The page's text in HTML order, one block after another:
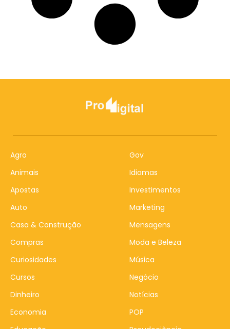
Agro
Animais
Apostas
Auto
Casa & Construção
Compras
Curiosidades
Cursos
Dinheiro
Economia
Gov
Idiomas
Investimentos
Marketing
Mensagens
Moda e Beleza
Música
Negócio
Notícias
POP